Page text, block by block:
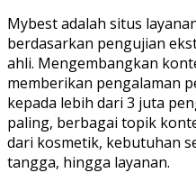
Mybest adalah situs
berdasarkan pengujian
ahli. Mengembangkan
memberikan pengalaman
kepada lebih dari 3 juta
paling, berbagai topik
dari kosmetik, kebutuhan
tangga, hingga layanan.